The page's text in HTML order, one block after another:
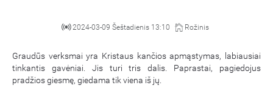
2024-03-09 Šeštadienis 13:10 Rožinis
Graudūs verksmai yra Kristaus kančios apmąstymas, labiausiai
tinkantis gavėniai. Jis turi tris dalis. Paprastai, pagiedojus
pradžios giesmę, giedama tik viena iš jų.